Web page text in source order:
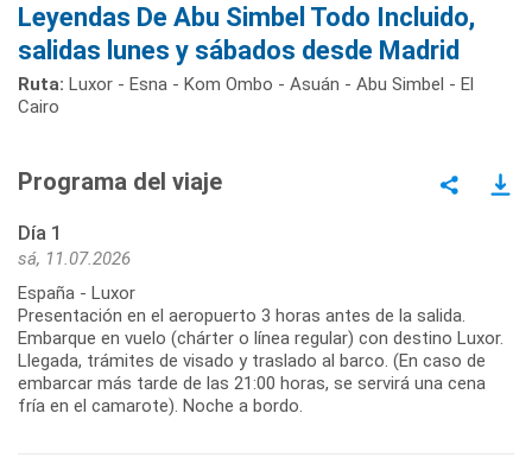
Leyendas De Abu Simbel Todo Incluido,
salidas lunes y sábados desde Madrid
Ruta: Luxor - Esna - Kom Ombo - Asuán - Abu Simbel - El
Cairo
Programa del viaje
Día 1
sá, 11.07.2026
España - Luxor
Presentación en el aeropuerto 3 horas antes de la salida.
Embarque en vuelo (chárter o línea regular) con destino Luxor.
Llegada, trámites de visado y traslado al barco. (En caso de
embarcar más tarde de las 21:00 horas, se servirá una cena
fría en el camarote). Noche a bordo.